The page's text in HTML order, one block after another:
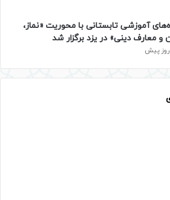
آموزشی تابستانی با محوریت «نماز،
و معارف دینی» در یزد برگزار شد